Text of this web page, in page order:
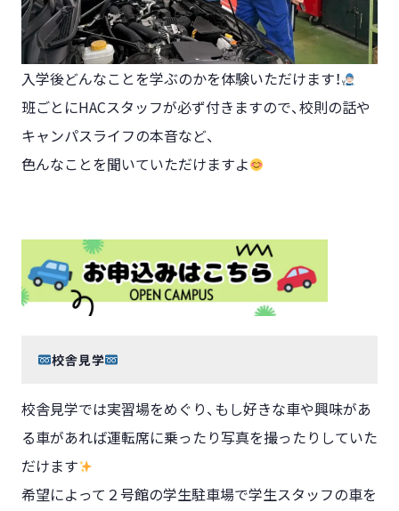
入学後どんなことを学ぶのかを体験いただけます！
班ごとにHACスタッフが必ず付きますので、校則の話や
キャンパスライフの本音など、
色んなことを聞いていただけますよ
校舎見学
校舎見学では実習場をめぐり、もし好きな車や興味があ
る車があれば運転席に乗ったり写真を撮ったりしていた
だけます
希望によって２号館の学生駐車場で学生スタッフの車を